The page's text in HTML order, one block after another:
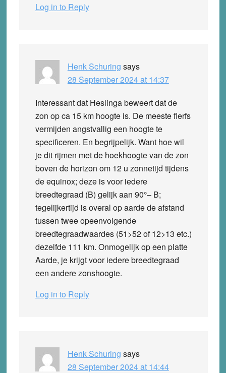
Log in to Reply
Henk Schuring says
28 September 2024 at 14:37
Interessant dat Heslinga beweert dat de
zon op ca 15 km hoogte is. De meeste flerfs
vermijden angstvallig een hoogte te
specificeren. En begrijpelijk. Want hoe wil
je dit rijmen met de hoekhoogte van de zon
boven de horizon om 12 u zonnetijd tijdens
de equinox; deze is voor iedere
breedtegraad (B) gelijk aan 90°– B;
tegelijkertijd is overal op aarde de afstand
tussen twee opeenvolgende
breedtegraadwaardes (51>52 of 12>13 etc.)
dezelfde 111 km. Onmogelijk op een platte
Aarde, je krijgt voor iedere breedtegraad
een andere zonshoogte.
Log in to Reply
Henk Schuring says
28 September 2024 at 14:44